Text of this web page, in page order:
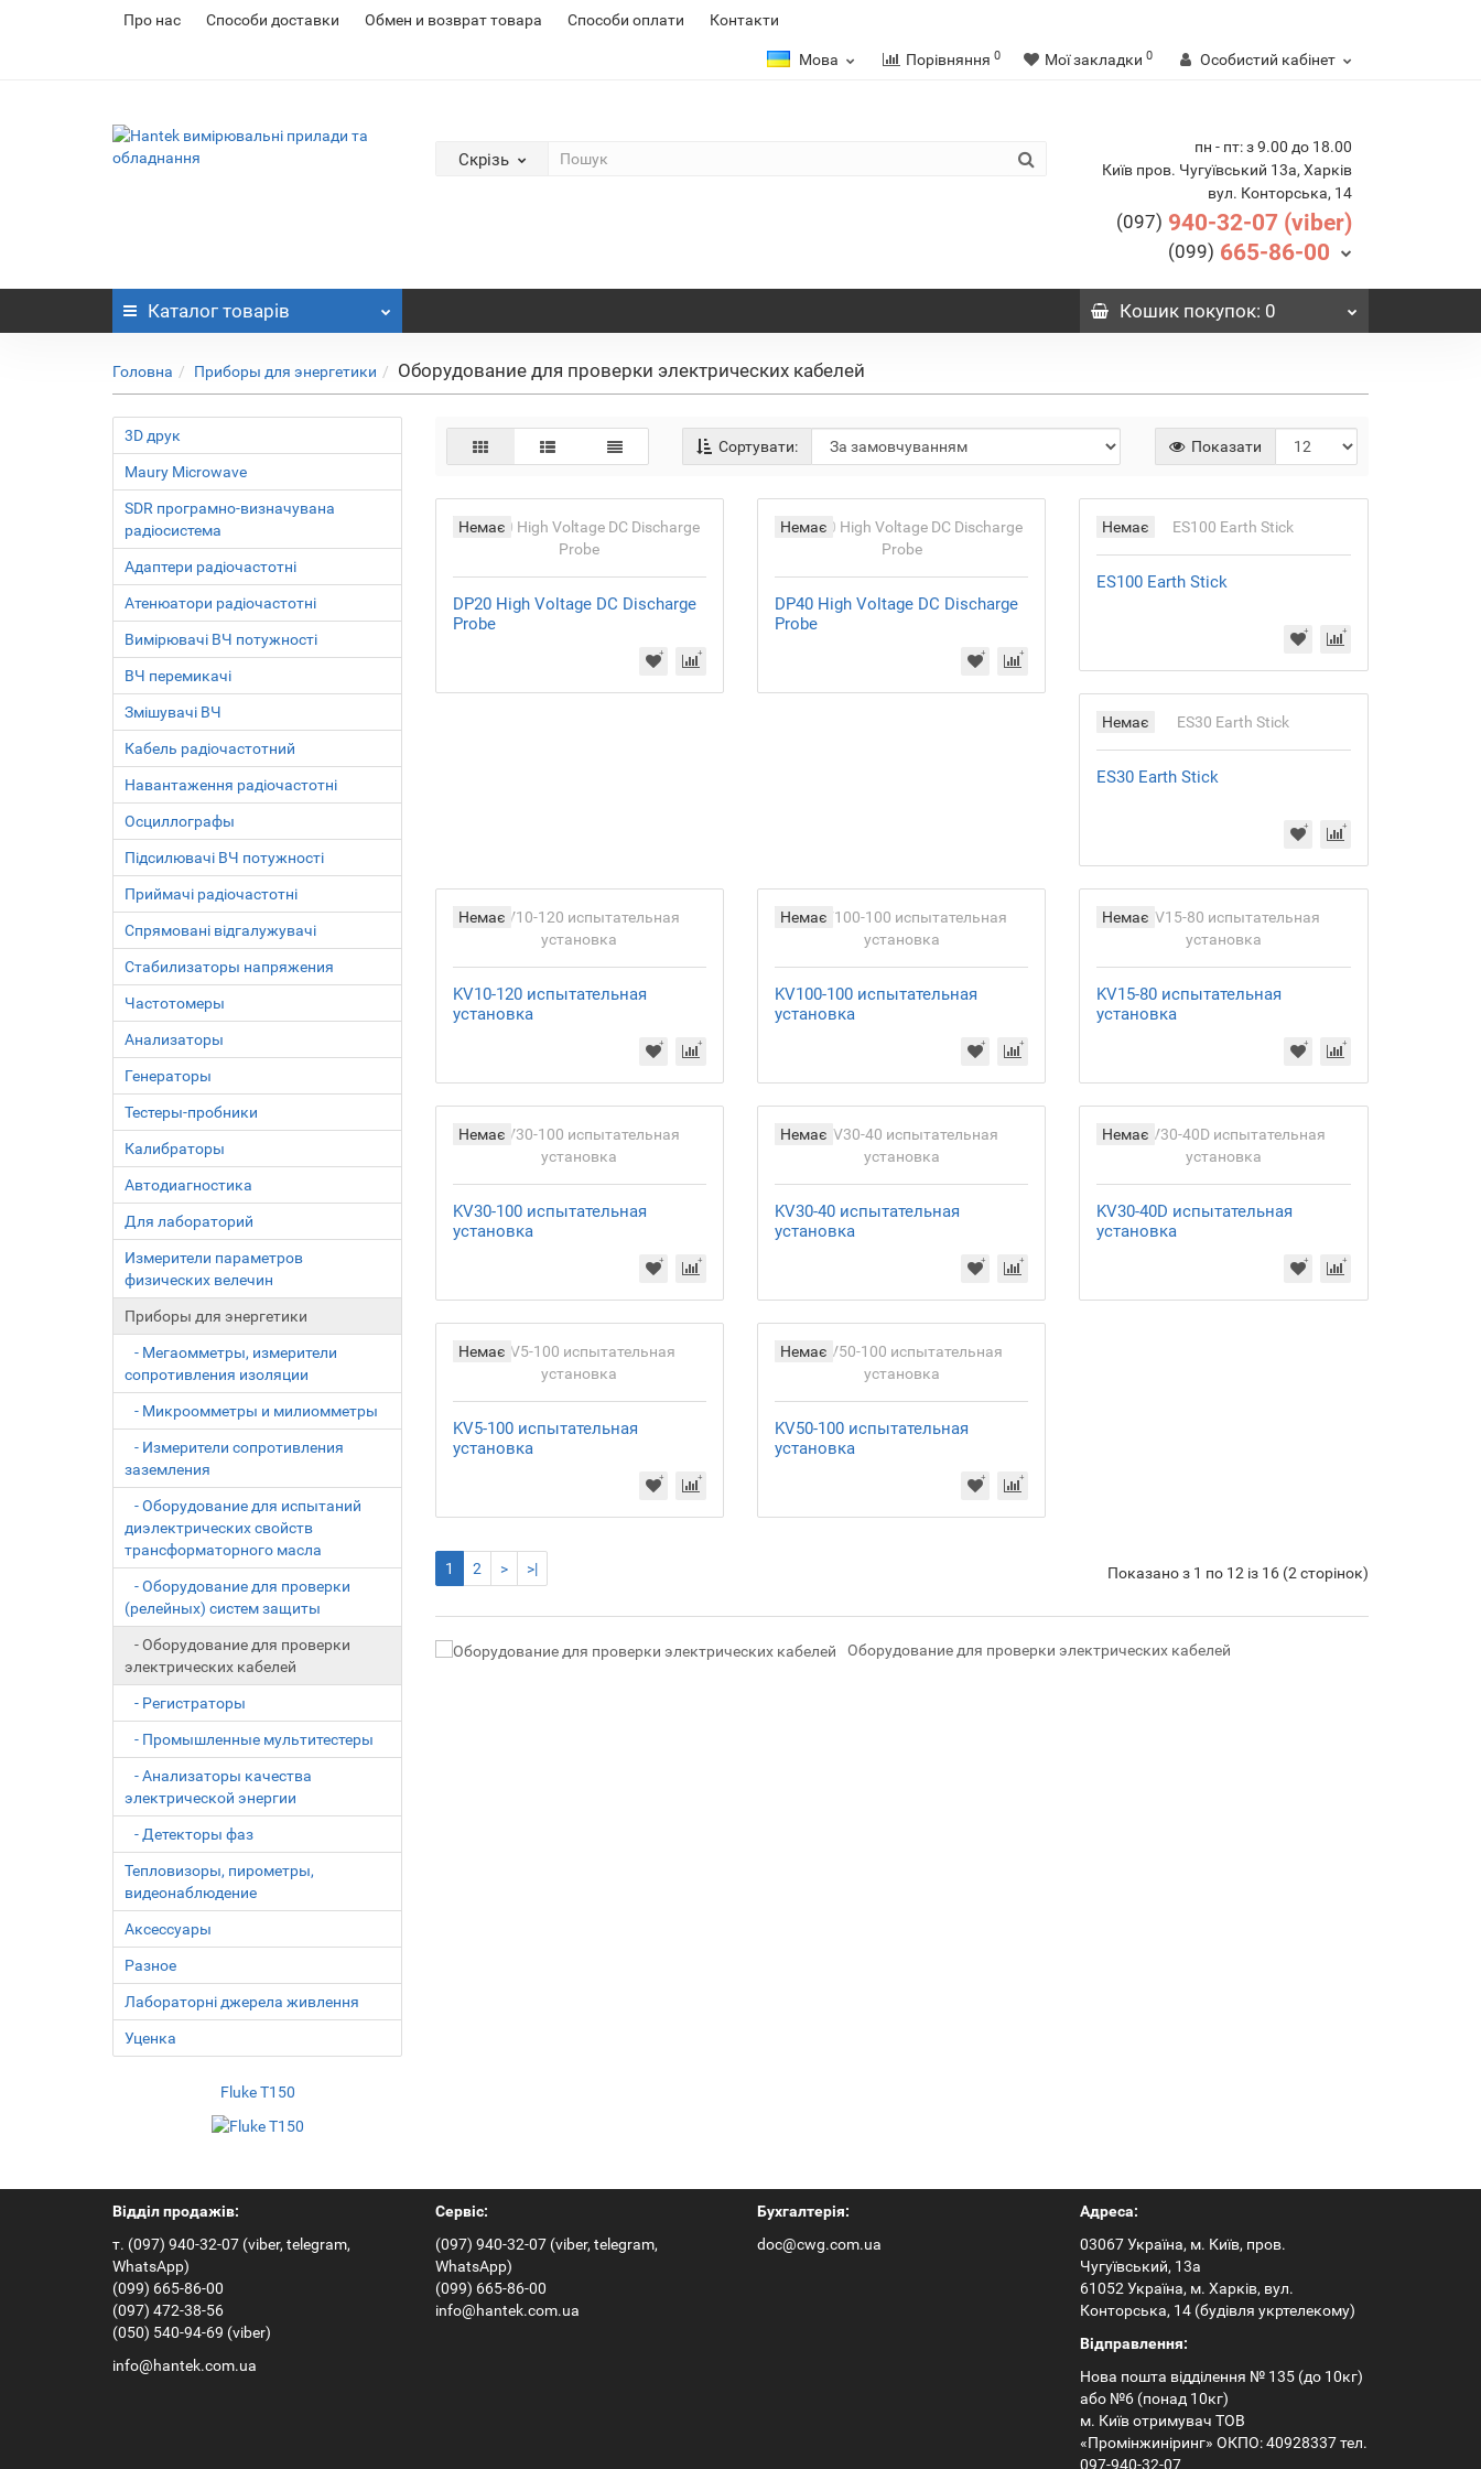
Про нас Cпособи доставки Обмен и возврат товара Способи оплати Контакти
Мова Порівняння 0 Мої закладки 0 Особистий кабінет
Скрізь
пн - пт: з 9.00 до 18.00
Київ пров. Чугуївський 13а, Харків
вул. Конторська, 14
(097) 940-32-07 (viber)
(099) 665-86-00
Каталог товарів Кошикпокупок: 0
Головна Приборы для энергетики Оборудование для проверки электрических кабелей
3D друк
Maury Microwave
SDR програмно-визначувана
радіосистема
Адаптери радіочастотні
Атенюатори радіочастотні
Вимірювачі ВЧ потужності
ВЧ перемикачі
Змішувачі ВЧ
Кабель радіочастотний
Навантаження радіочастотні
Осциллографы
Підсилювачі ВЧ потужності
Приймачі радіочастотні
Спрямовані відгалужувачі
Стабилизаторы напряжения
Частотомеры
Анализаторы
Генераторы
Тестеры-пробники
Калибраторы
Автодиагностика
Для лабораторий
Измерители параметров
физических велечин
Приборы для энергетики
- Мегаомметры, измерители
сопротивления изоляции
- Микроомметры и милиомметры
- Измерители сопротивления
заземления
- Оборудование для испытаний
диэлектрических свойств
трансформаторного масла
- Оборудование для проверки
(релейных) систем защиты
- Оборудование для проверки
электрических кабелей
- Регистраторы
- Промышленные мультитестеры
- Анализаторы качества
электрической энергии
- Детекторы фаз
Тепловизоры, пирометры,
видеонаблюдение
Аксесcуары
Разное
Лабораторні джерела живлення
Уценка
Fluke T150
HT2018B
Сортувати: Показати
Немає
DP20 High Voltage DC Discharge
Probe
Немає
DP40 High Voltage DC Discharge
Probe
Немає
ES100 Earth Stick
Немає
ES30 Earth Stick
Немає
KV10-120 испытательная
установка
Немає
KV100-100 испытательная
установка
Немає
KV15-80 испытательная
установка
Немає
KV30-100 испытательная
установка
Немає
KV30-40 испытательная
установка
Немає
KV30-40D испытательная
установка
Немає
KV5-100 испытательная
установка
Немає
KV50-100 испытательная
установка
1 2 > >| Показано з 1 по 12 із 16 (2 сторінок)
Оборудование для проверки электрических кабелей
Відділ продажів:
т. (097) 940-32-07 (viber, telegram,
WhatsApp)
(099) 665-86-00
(097) 472-38-56
(050) 540-94-69 (viber)
info@hantek.com.ua
Сервіс:
(097) 940-32-07 (viber, telegram,
WhatsApp)
(099) 665-86-00
info@hantek.com.ua
Бухгалтерія:
doc@cwg.com.ua
Адреса:
03067 Україна, м. Київ, пров.
Чугуївський, 13а
61052 Україна, м. Харків, вул.
Конторська, 14 (будівля укртелекому)
Відправлення:
Нова пошта відділення № 135 (до 10кг)
або №6 (понад 10кг)
м. Київ отримувач ТОВ
«Промінжиніринг» ОКПО: 40928337 тел.
097-940-32-07